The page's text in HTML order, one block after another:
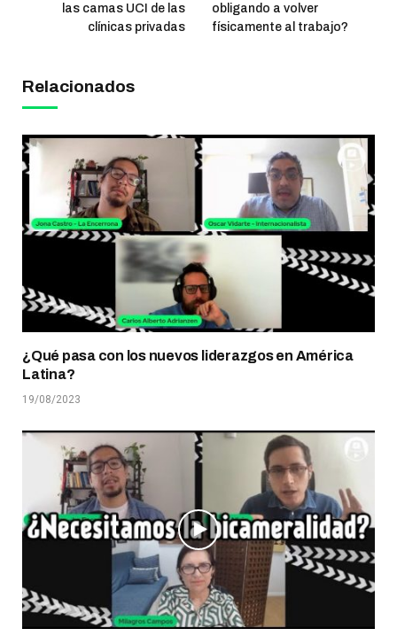
las camas UCI de las
clínicas privadas
obligando a volver
físicamente al trabajo?
Relacionados
¿Qué pasa con los nuevos liderazgos en América
Latina?
19/08/2023